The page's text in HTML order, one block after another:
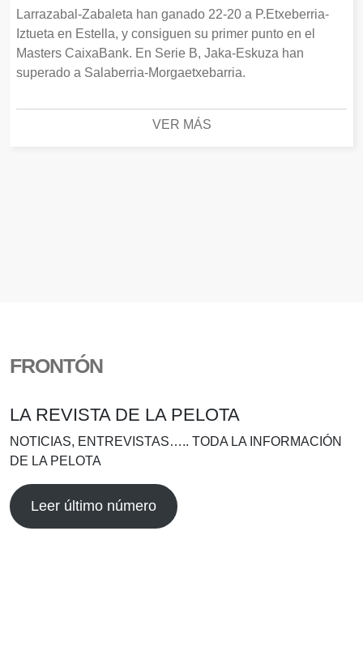
Larrazabal-Zabaleta han ganado 22-20 a P.Etxeberria-
Iztueta en Estella, y consiguen su primer punto en el
Masters CaixaBank. En Serie B, Jaka-Eskuza han
superado a Salaberria-Morgaetxebarria.
VER MÁS
FRONTÓN
LA REVISTA DE LA PELOTA
NOTICIAS, ENTREVISTAS….. TODA LA INFORMACIÓN
DE LA PELOTA
Leer último número